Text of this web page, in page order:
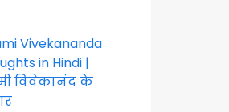
Vivekananda
in Hindi |
विवेकानंद के